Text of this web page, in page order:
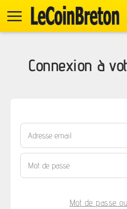
Connexion à
Mot de passe